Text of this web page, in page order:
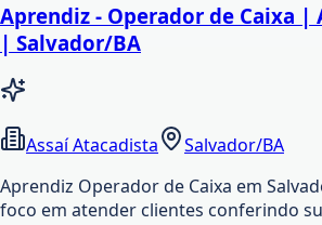
Aprendiz - Operador de Caixa |
| Salvador/BA
Assaí Atacadista
Salvador/BA
Aprendiz Operador de Caixa em
foco em atender clientes conferindo